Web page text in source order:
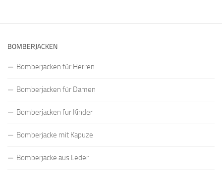
BOMBERJACKEN
Bomberjacken für Herren
Bomberjacken für Damen
Bomberjacken für Kinder
Bomberjacke mit Kapuze
Bomberjacke aus Leder